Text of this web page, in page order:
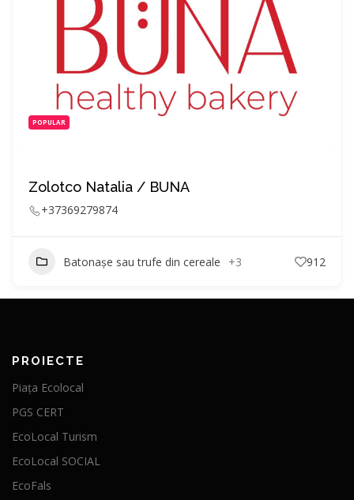
POPULAR
Zolotco Natalia / BUNA
+37369279874
Batonașe sau trufe din cereale +3 912
PROIECTE
Piața Ecolocal
PGS CERT
EcoLocal Turism
EcoLocal SOCIAL
EcoFals